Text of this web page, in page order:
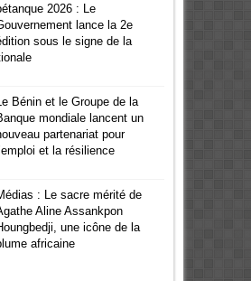
2026 : Le
lance la 2e
sous le signe de la
Le Bénin et le Groupe de la
mondiale lancent un
partenariat pour
et la résilience
: Le sacre mérité de
Aline Assankpon
une icône de la
africaine